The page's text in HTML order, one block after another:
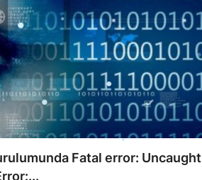
Fatal error: Uncaught